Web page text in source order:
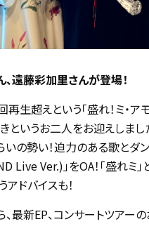
遠藤彩加里さんが登場！
生超えという「盛れ！ミ・
というお二人をお迎えしまし
の勢い！迫力のある歌とダ
Live Ver.)」をOA！「盛れ
ドバイスも！
最新EP、コンサートツアー